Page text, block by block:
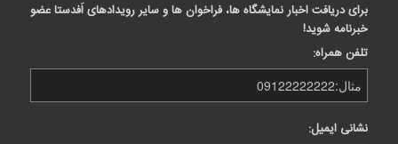
برای دریافت اخبار نمایشگاه ها، فراخوان ها و سایر رویدادهای اَفدستا عضو
خبرنامه شوید!
تلفن همراه:
نشانی ایمیل: